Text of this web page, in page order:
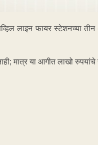
लाइन फायर स्टेशनच्या
मात्र या आगीत लाखो